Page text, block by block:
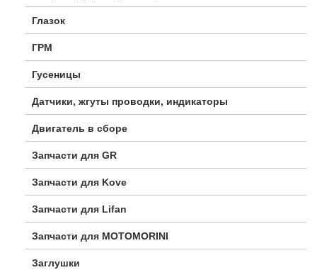
Глазок
ГРМ
Гусеницы
Датчики, жгуты проводки, индикаторы
Двигатель в сборе
Запчасти для GR
Запчасти для Kove
Запчасти для Lifan
Запчасти для MOTOMORINI
Заглушки